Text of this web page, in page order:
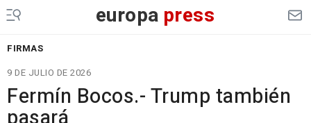
europa press
FIRMAS
9 DE JULIO DE 2026
Fermín Bocos.- Trump también